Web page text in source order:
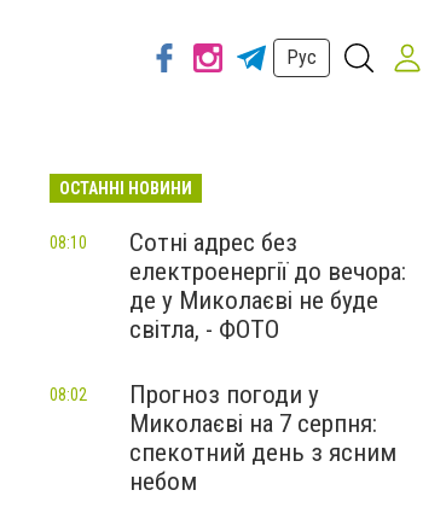
Рус
ОСТАННІ НОВИНИ
Сотні адрес без
електроенергії до вечора:
де у Миколаєві не буде
світла, - ФОТО
08:10
Прогноз погоди у
Миколаєві на 7 серпня:
спекотний день з ясним
небом
08:02